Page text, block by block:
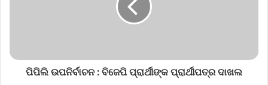
ପିପିଲି ଉପନିର୍ବାଚନ : ବିଜେପି ପ୍ରାର୍ଥୀଙ୍କ ପ୍ରାର୍ଥୀପତ୍ର ଦାଖଲ